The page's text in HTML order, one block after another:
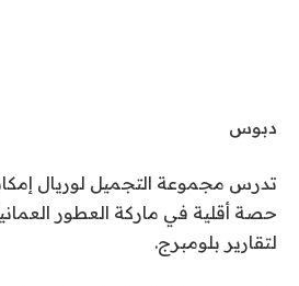
دبوس
تدرس مجموعة التجميل لوريال
حصة أقلية في ماركة العطور
لتقارير بلومبرج.